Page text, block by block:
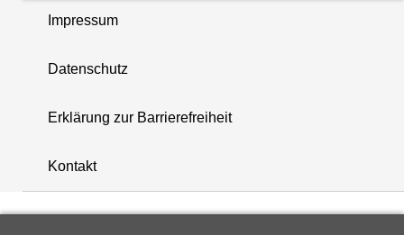
+
−
Impressum
Datenschutz
Erklärung zur Barrierefreiheit
Kontakt